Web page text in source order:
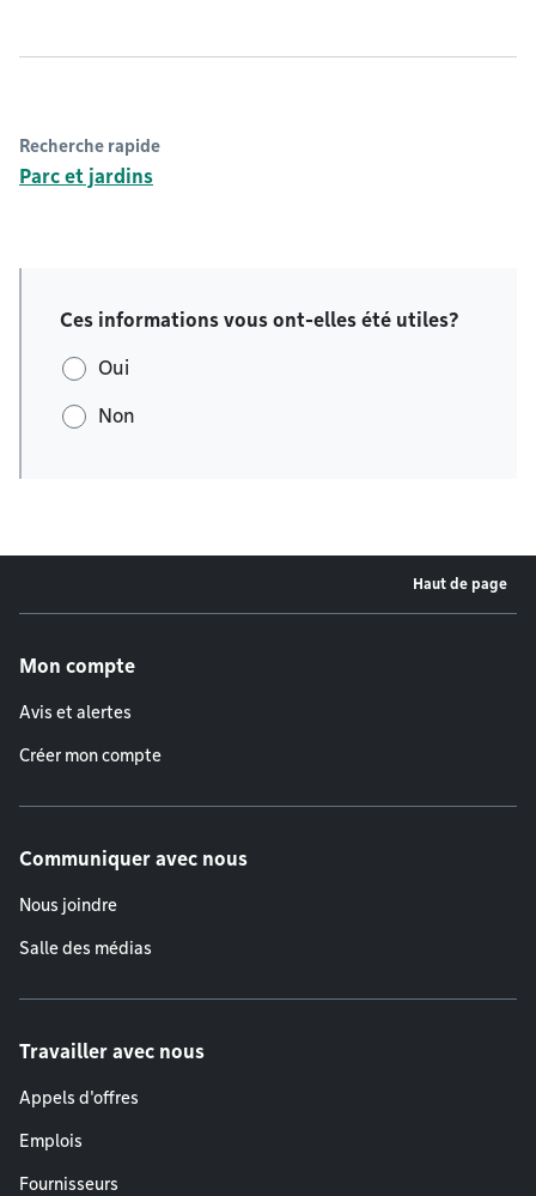
Recherche rapide
Parc et jardins
Ces informations vous ont-elles été utiles?
Oui
Non
Haut de page
Mon compte
Avis et alertes
Créer mon compte
Communiquer avec nous
Nous joindre
Salle des médias
Travailler avec nous
Appels d'offres
Emplois
Fournisseurs